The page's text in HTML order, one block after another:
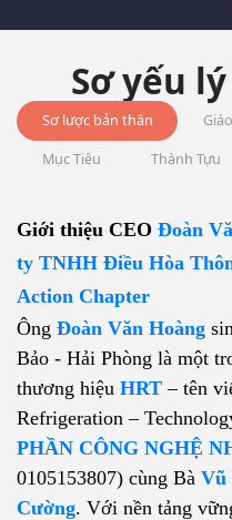
Sơ yếu
Sơ lược bản thân
Mục Tiêu Thành Tựu
Giới thiệu CEO Đoàn
ty TNHH Điều Hòa
Action Chapter
Ông Đoàn Văn Hoàng
Bảo - Hải Phòng là một
thương hiệu HRT– tên
Refrigeration –
PHẦN CÔNG NGHỆ
0105153807) cùng Bà Vũ
Cường. Với nền tảng